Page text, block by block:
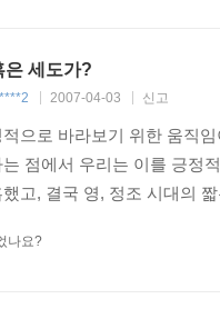
은 세도가?
2007-04-03 신고
으로 바라보기 위한 움직
점에서 우리는 이를 긍정
고, 결국 영, 정조 시대의
나요?